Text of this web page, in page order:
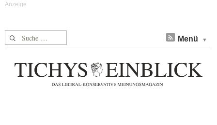
Suche nach: Menü